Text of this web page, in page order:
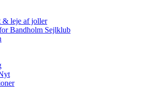
& leje af joller
Bandholm Sejlklub